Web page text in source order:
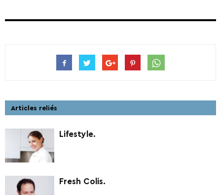
Articles reliés
Lifestyle.
Fresh Colis.